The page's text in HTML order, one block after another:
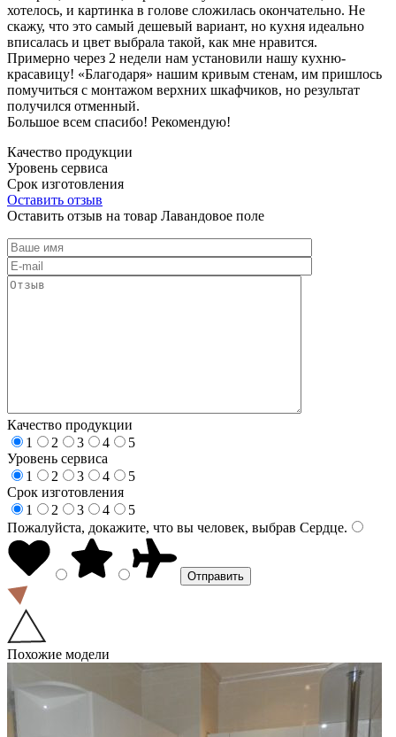
хотелось, и картинка в голове сложилась окончательно. Не
скажу, что это самый дешевый вариант, но кухня идеально
вписалась и цвет выбрала такой, как мне нравится.
Примерно через 2 недели нам установили нашу кухню-
красавицу! «Благодаря» нашим кривым стенам, им пришлось
помучиться с монтажом верхних шкафчиков, но результат
получился отменный.
Большое всем спасибо! Рекомендую!
Качество продукции
Уровень сервиса
Срок изготовления
Оставить отзыв
Оставить отзыв на товар Лавандовое поле
Качество продукции
1
2 3 4
5
Уровень сервиса
1
2 3 4
5
Срок изготовления
1
2 3 4
5
Пожалуйста, докажите, что вы человек, выбрав Сердце.
Похожие модели